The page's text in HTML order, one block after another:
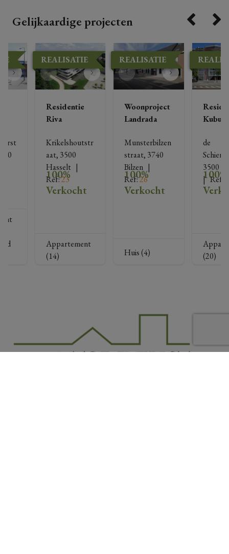
Gelijkaardige projecten
REALISATIE
Residentie
Riva
Krikelshoutstr
aat, 3500
Hasselt
Ref: 23
100%
Verkocht
Appartement
(14)
REALISATIE
Woonproject
Landrada
Munsterbilzen
straat, 3740
Bilzen
Ref: 26
100%
Verkocht
Huis (4)
Kubus
de
3500
| Ref
100%
(20)